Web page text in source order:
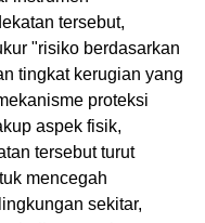
tersebut,
"risiko berdasarkan
tingkat kerugian yang
proteksi
aspek fisik,
tersebut turut
mencegah
sekitar,